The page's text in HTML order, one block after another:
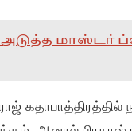
அடுத்த மாஸ்டர்
கதாபாத்திரத்தில்